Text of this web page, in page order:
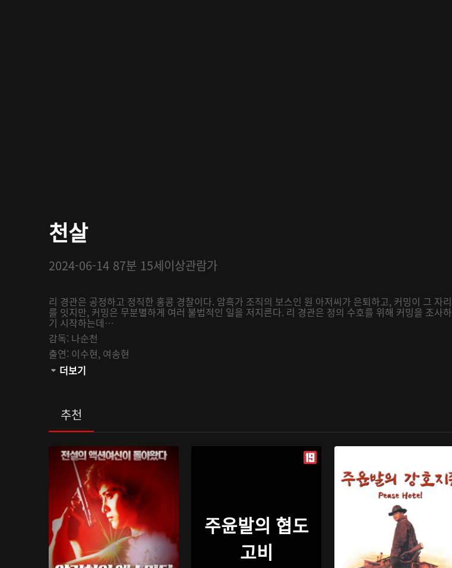
천살
2024-06-14 87분 15세이상관람가
리 경관은 공정하고 정직한 홍콩 경찰이다. 암흑가 조직의 보스인 원 아저씨가 은퇴하고, 커밍이 그 자리
를 잇지만, 커밍은 무분별하게 여러 불법적인 일을 저지른다. 리 경관은 정의 수호를 위해 커밍을 조사하
기 시작하는데…
감독: 나순천
출연: 이수현, 여송현
관람등급:
더보기
추천
주윤발의 협도
고비